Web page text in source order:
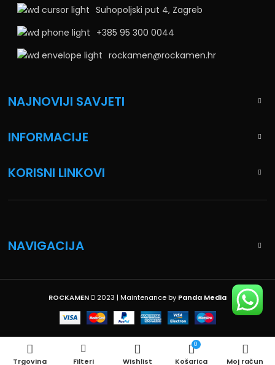
Suhopoljski put 4, Zagreb
+385 95 300 0044
rockamen@rockamen.hr
NAJNOVIJI SAVJETI
INFORMACIJE
KORISNI LINKOVI
NAVIGACIJA
ROCKAMEN 2023 | Maintenance by Panda Media
Trgovina Filteri Wishlist
0
Košarica Moj račun